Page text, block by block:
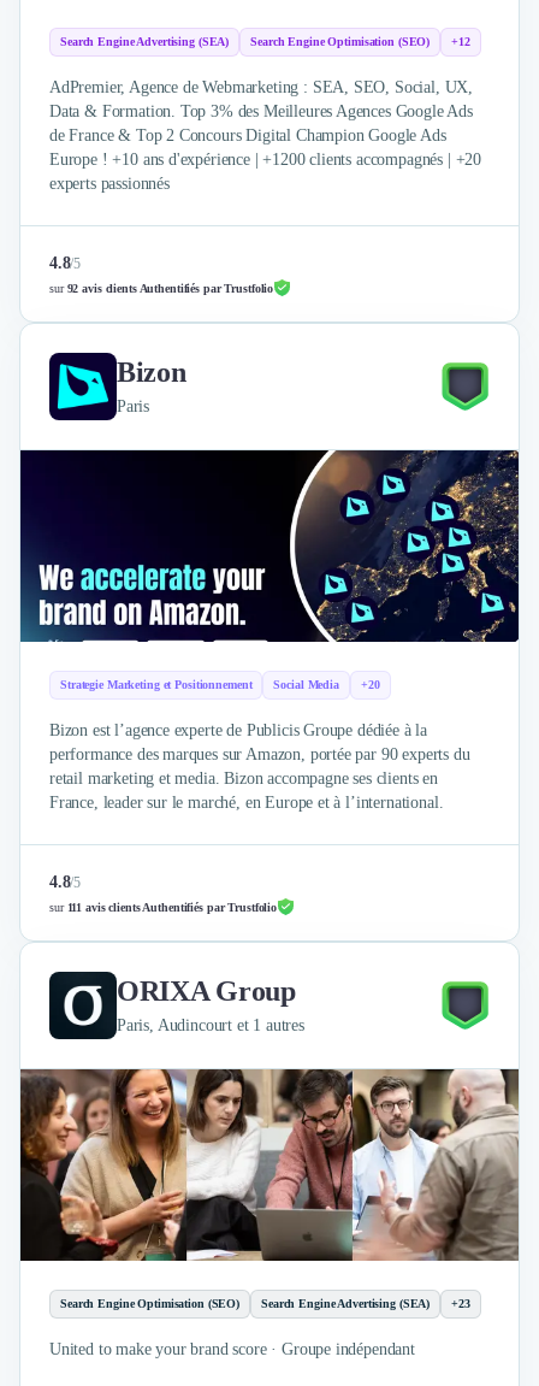
Design Thinking
Stratégie Digitale
Développement Logiciel
Création de Site Internet
Développement d'Application Mobile
Développement E-commerce
Direction Artistique
Logiciel E-Commerce
Intelligence Artificielle (IA)
Réalité Virtuelle (VR)
Bureaux d'Entreprise
Déménagement
Impression
Logistique
Conception & Aménagement de Bureaux
Sourcing et Imports
Office Management
Développement à l'international
Gestion Immobilière
Logiciel PropTech
Courtage en Energie
Clubs & Réseaux Professionnels
Espaces de Coworking
Search Engine Advertising (SEA) Search Engine Optimisation (SEO) +12
AdPremier, Agence de Webmarketing : SEA, SEO, Social, UX,
Data & Formation. Top 3% des Meilleures Agences Google Ads
de France & Top 2 Concours Digital Champion Google Ads
Europe ! +10 ans d'expérience | +1200 clients accompagnés | +20
experts passionnés
4.8/5
sur92 avis clients Authentifiés par Trustfolio
Bizon
Paris
Strategie Marketing et Positionnement Social Media +20
Bizon est l’agence experte de Publicis Groupe dédiée à la
performance des marques sur Amazon, portée par 90 experts du
retail marketing et media. Bizon accompagne ses clients en
France, leader sur le marché, en Europe et à l’international.
4.8/5
sur 111 avis clients Authentifiés par Trustfolio
ORIXA Group
Paris, Audincourt et 1 autres
Search Engine Optimisation (SEO) Search Engine Advertising (SEA) +23
United to make your brand score · Groupe indépendant